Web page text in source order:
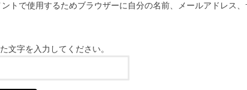
トで使用するためブラウザーに自分の名前、メールアドレス、
文字を入力してください。